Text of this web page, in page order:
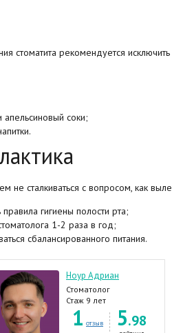
стоматита рекомендуется
апельсиновый соки;
не сталкиваться с вопросом, как
гигиены полости рта;
1-2 раза в год;
сбалансированного питания.
Ноур Адриан
Стоматолог
Стаж 9 лет
1 отзыв 5.98